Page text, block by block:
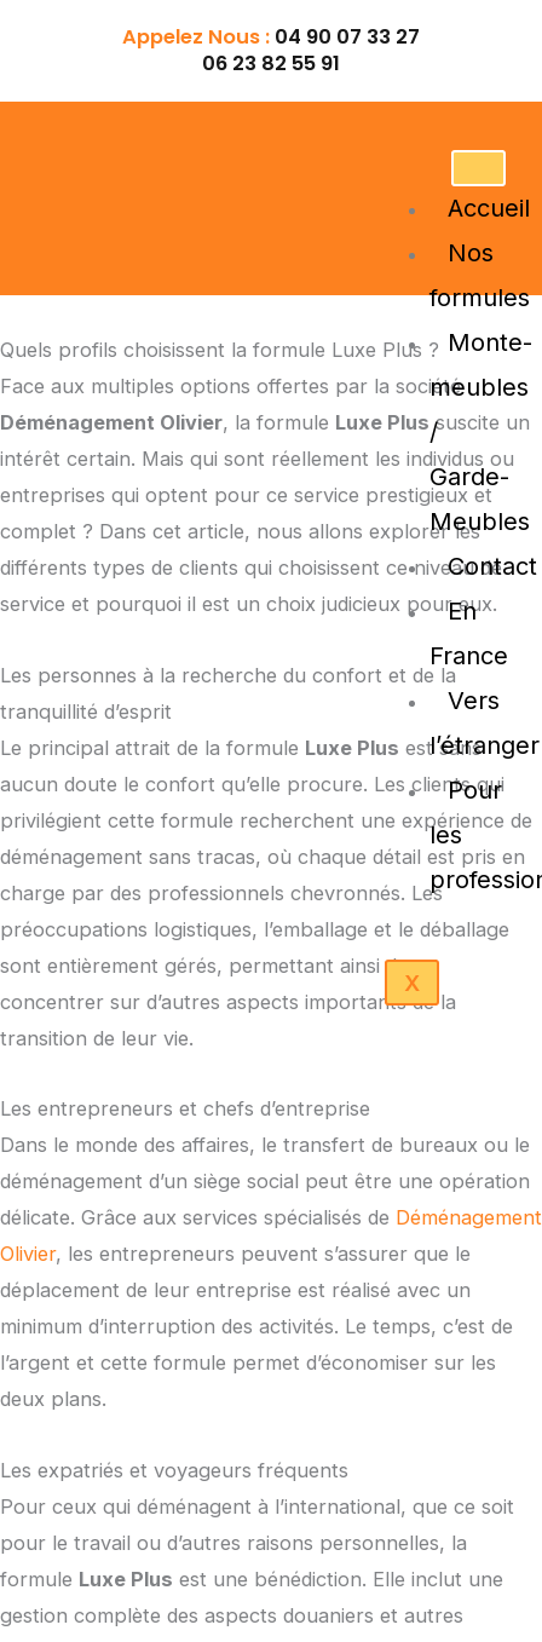
Appelez Nous : 04 90 07 33 27
06 23 82 55 91
Accueil
Nos
formules
Monte-
meubles
/
Garde-
Meubles
Contact
En
France
Vers
l’étranger
Pour
les
X
Quels profils choisissent la formule Luxe Plus ?
Face aux multiples options offertes par la société
Déménagement Olivier, la formule Luxe Plus suscite un
intérêt certain. Mais qui sont réellement les individus ou
entreprises qui optent pour ce service prestigieux et
complet ? Dans cet article, nous allons explorer les
différents types de clients qui choisissent ce niveau de
service et pourquoi il est un choix judicieux pour eux.
Les personnes à la recherche du confort et de la
tranquillité d’esprit
Le principal attrait de la formule Luxe Plus est sans
aucun doute le confort qu’elle procure. Les clients qui
privilégient cette formule recherchent une expérience de
déménagement sans tracas, où chaque détail est pris en
charge par des professionnels chevronnés. Les
préoccupations logistiques, l’emballage et le déballage
sont entièrement gérés, permettant ainsi de se
concentrer sur d’autres aspects importants de la
transition de leur vie.
Les entrepreneurs et chefs d’entreprise
Dans le monde des affaires, le transfert de bureaux ou le
déménagement d’un siège social peut être une opération
délicate. Grâce aux services spécialisés de Déménagement
Olivier, les entrepreneurs peuvent s’assurer que le
déplacement de leur entreprise est réalisé avec un
minimum d’interruption des activités. Le temps, c’est de
l’argent et cette formule permet d’économiser sur les
deux plans.
Les expatriés et voyageurs fréquents
Pour ceux qui déménagent à l’international, que ce soit
pour le travail ou d’autres raisons personnelles, la
formule Luxe Plus est une bénédiction. Elle inclut une
gestion complète des aspects douaniers et autres